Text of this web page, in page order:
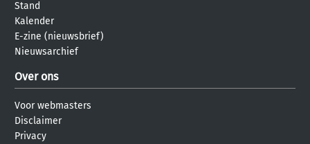
Stand
Kalender
E-zine (nieuwsbrief)
Nieuwsarchief
Over ons
Voor webmasters
Disclaimer
Privacy